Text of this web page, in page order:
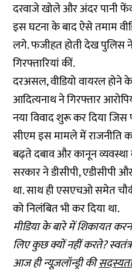
दरवाजे खोले और अंदर पानी
इस घटना के बाद ऐसे तमाम
लगे. फजीहत होती देख
गिरफ्तारियां कीं.
दरअसल, वीडियो वायरल होने
आदित्यनाथ ने गिरफ्तार
नया विवाद शुरू कर दिया जिस
सीएम इस मामले में राजनीति
बढ़ते दबाव और कानून
सरकार ने डीसीपी, एडीसीपी
था. साथ ही एसएचओ समेत
को निलंबित भी कर दिया था.
मीडिया के बारे में शिकायत
लिए कुछ क्यों नहीं करते?
आज ही न्यूज़लॉन्ड्री की